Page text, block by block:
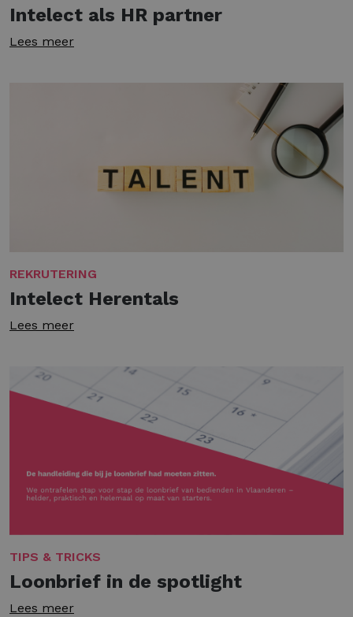
Intelect als HR partner
Lees meer
REKRUTERING
Intelect Herentals
Lees meer
TIPS & TRICKS
Loonbrief in de spotlight
Lees meer